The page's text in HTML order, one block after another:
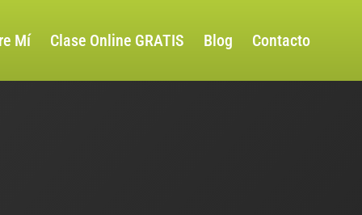
Mí Clase Online GRATIS Blog Contacto